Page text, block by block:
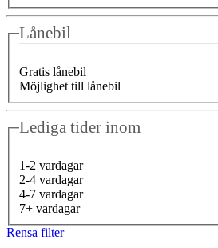
Lånebil
Gratis lånebil
Möjlighet till lånebil
Lediga tider inom
1-2 vardagar
2-4 vardagar
4-7 vardagar
7+ vardagar
Rensa filter